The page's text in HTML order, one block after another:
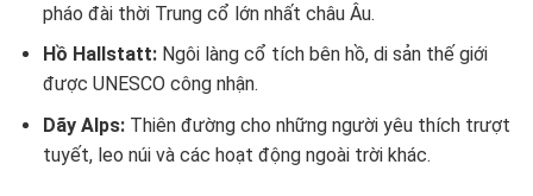
pháo đài thời Trung cổ lớn nhất châu Âu.
Hồ Hallstatt:Ngôi làng cổ tích bên hồ, di sản thế giới
được UNESCO công nhận.
Dãy Alps:Thiên đường cho những người yêu thích trượt
tuyết, leo núi và các hoạt động ngoài trời khác.